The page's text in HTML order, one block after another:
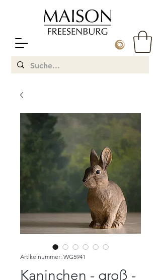
Artikelnummer: WG5941
Kaninchen - groß -